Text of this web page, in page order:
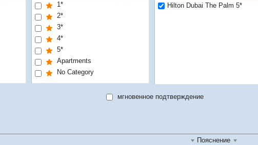
1*
2*
3*
4*
5*
Apartments
No Category
Hilton Dubai The Palm 5*
мгновенное подтверждение
Пояснение